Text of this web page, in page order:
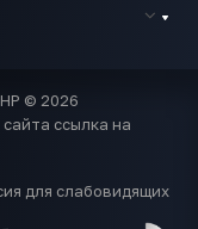
© 2026
ссылка на
для слабовидящих